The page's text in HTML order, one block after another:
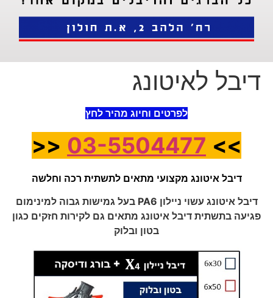
דיבל לאיטונג
לפרטים וחיוג מהיר לחץ
>>
03-5504477
<<
דיבל איטונג מקצועי מתאים לתשתית רכה וחלשה
דיבל איטונג עשוי ניילון PA6 בעל גמישות גבוה למינימום
פגיעה בתשתית דיבל איטונג מתאים גם לקירות חזקים כגון
בטון ובלוק